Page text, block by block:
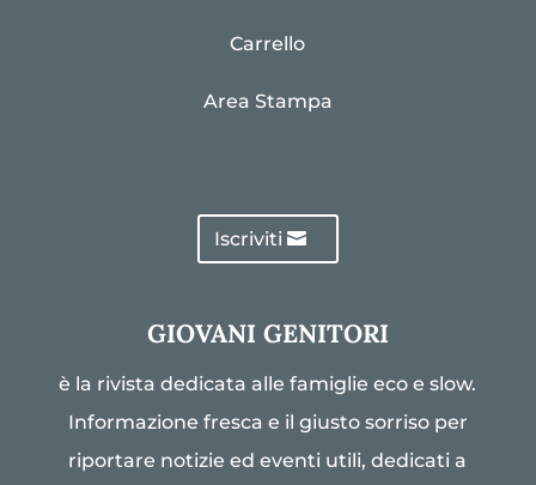
Carrello
Area Stampa
Iscriviti
GIOVANI GENITORI
è la rivista dedicata alle famiglie eco e slow.
Informazione fresca e il giusto sorriso per
riportare notizie ed eventi utili, dedicati a